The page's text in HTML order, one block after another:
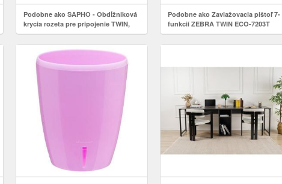
Podobne ako SAPHO - Obdĺžniková
krycia rozeta pre pripojenie TWIN,
zlato mat CP7135GM
Podobne ako Zavlažovacia pištoľ 7-
funkcií ZEBRA TWIN ECO-7203T